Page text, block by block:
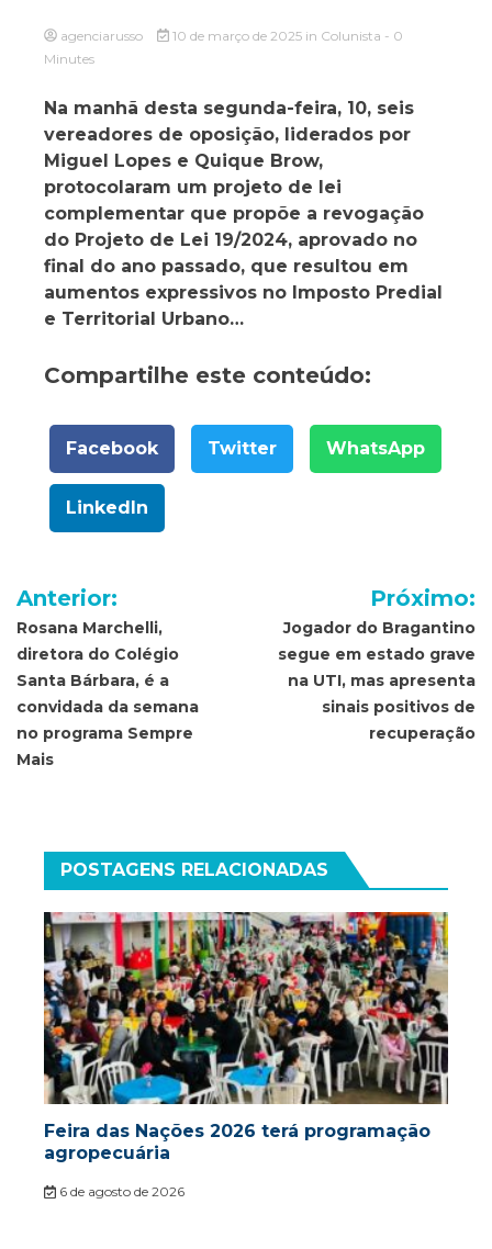
agenciarusso 10 de março de 2025 in Colunista - 0
Minutes
Na manhã desta segunda-feira, 10, seis
vereadores de oposição, liderados por
Miguel Lopes e Quique Brow,
protocolaram um projeto de lei
complementar que propõe a revogação
do Projeto de Lei 19/2024, aprovado no
final do ano passado, que resultou em
aumentos expressivos no Imposto Predial
e Territorial Urbano…
Compartilhe este conteúdo:
Facebook Twitter WhatsApp
LinkedIn
Navegação
de
Post
Anterior:
Rosana Marchelli,
diretora do Colégio
Santa Bárbara, é a
convidada da semana
no programa Sempre
Mais
Próximo:
Jogador do Bragantino
segue em estado grave
na UTI, mas apresenta
sinais positivos de
recuperação
POSTAGENS RELACIONADAS
Feira das Nações 2026 terá programação
agropecuária
6 de agosto de 2026